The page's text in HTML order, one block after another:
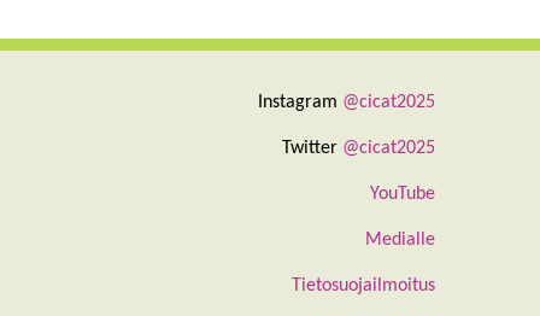
Instagram @cicat2025
Twitter @cicat2025
YouTube
Medialle
Tietosuojailmoitus